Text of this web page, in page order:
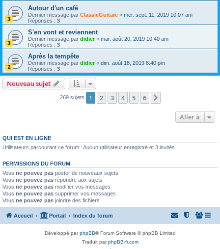
Autour d'un café
Dernier message par ClassicGuitare « mer. sept. 11, 2019 10:07 am
Réponses : 3
S'en vont et reviennent
Dernier message par didier« mar. août 20, 2019 10:40 am
Réponses : 3
Après la tempête
Dernier message par didier« dim. août 18, 2019 8:40 pm
Réponses : 3
Nouveau sujet
269 sujets 1 2 3 4 5 6
Aller à
QUI EST EN LIGNE
Utilisateurs parcourant ce forum : Aucun utilisateur enregistré et 3 invités
PERMISSIONS DU FORUM
Vous ne pouvez pas poster de nouveaux sujets
Vous ne pouvez pas répondre aux sujets
Vous ne pouvez pas modifier vos messages
Vous ne pouvez pas supprimer vos messages
Vous ne pouvez pas joindre des fichiers
Accueil Portail Index du forum
Développé parphpBB® Forum Software © phpBB Limited
Traduit parphpBB-fr.com